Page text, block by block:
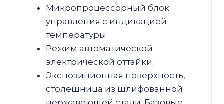
Микропроцессорный блок
управления с индикацией
температуры;
Режим автоматической
электрической оттайки;
Экспозиционная поверхность,
столешница из шлифованной
нержавеющей стали. Базовые